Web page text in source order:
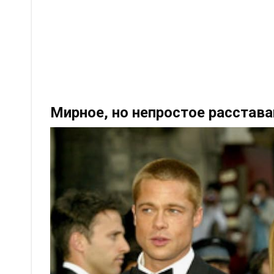
Мирное, но непростое